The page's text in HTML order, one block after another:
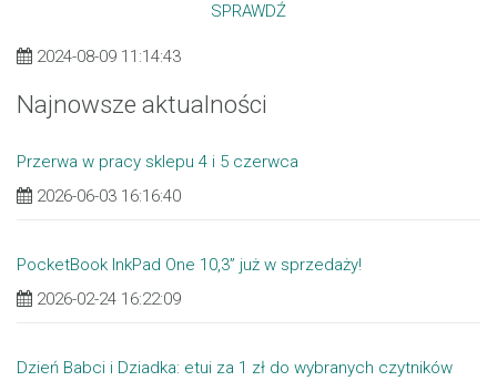
SPRAWDŹ
2024-08-09 11:14:43
Najnowsze aktualności
Przerwa w pracy sklepu 4 i 5 czerwca
2026-06-03 16:16:40
PocketBook InkPad One 10,3” już w sprzedaży!
2026-02-24 16:22:09
Dzień Babci i Dziadka: etui za 1 zł do wybranych czytników